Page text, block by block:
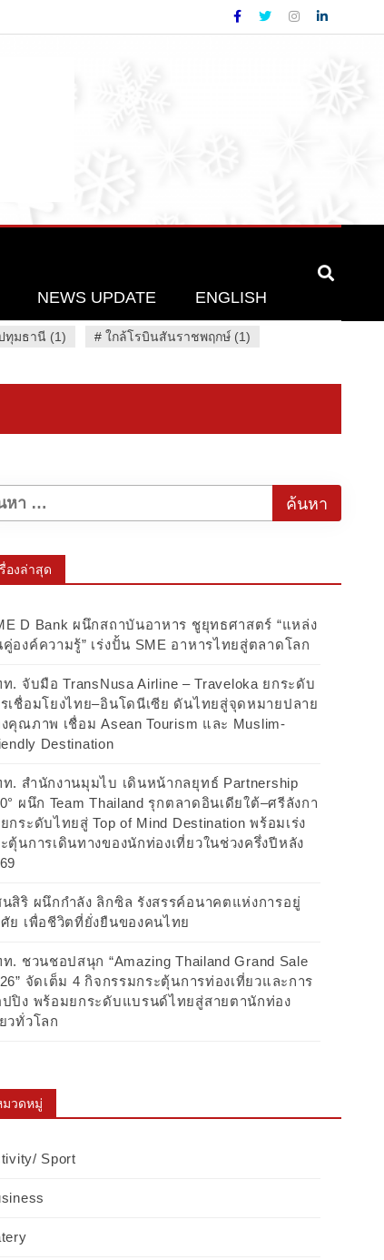
NEWS UPDATE ENGLISH
ทุมธานี (1) # ใกล้โรบินสันราชพฤกษ์ (1)
รื่องล่าสุด
D Bank ผนึกสถาบันอาหาร ชูยุทธศาสตร์ “แหล่ง
องค์ความรู้” เร่งปั้น SME อาหารไทยสู่ตลาดโลก
. จับมือ TransNusa Airline – Traveloka ยกระดับ
เชื่อมโยงไทย–อินโดนีเซีย ดันไทยสู่จุดหมายปลาย
คุณภาพ เชื่อม Asean Tourism และ Muslim-
Destination
. สำนักงานมุมไบ เดินหน้ากลยุทธ์ Partnership
ผนึก Team Thailand รุกตลาดอินเดียใต้–ศรีลังกา
กระดับไทยสู่ Top of Mind Destination พร้อมเร่ง
ตุ้นการเดินทางของนักท่องเที่ยวในช่วงครึ่งปีหลัง
สิริ ผนึกกำลัง ลิกซิล รังสรรค์อนาคตแห่งการอยู่
ย เพื่อชีวิตที่ยั่งยืนของคนไทย
. ชวนชอปสนุก “Amazing Thailand Grand Sale
จัดเต็ม 4 กิจกรรมกระตุ้นการท่องเที่ยวและการ
ปิง พร้อมยกระดับแบรนด์ไทยสู่สายตานักท่อง
วทั่วโลก
มวดหมู่
Sport